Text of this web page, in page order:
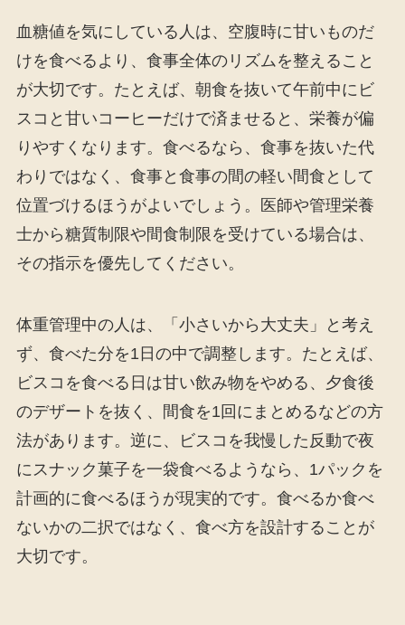
血糖値を気にしている人は、空腹時に甘いものだ
けを食べるより、食事全体のリズムを整えること
が大切です。たとえば、朝食を抜いて午前中にビ
スコと甘いコーヒーだけで済ませると、栄養が偏
りやすくなります。食べるなら、食事を抜いた代
わりではなく、食事と食事の間の軽い間食として
位置づけるほうがよいでしょう。医師や管理栄養
士から糖質制限や間食制限を受けている場合は、
その指示を優先してください。
体重管理中の人は、「小さいから大丈夫」と考え
ず、食べた分を1日の中で調整します。たとえば、
ビスコを食べる日は甘い飲み物をやめる、夕食後
のデザートを抜く、間食を1回にまとめるなどの方
法があります。逆に、ビスコを我慢した反動で夜
にスナック菓子を一袋食べるようなら、1パックを
計画的に食べるほうが現実的です。食べるか食べ
ないかの二択ではなく、食べ方を設計することが
大切です。